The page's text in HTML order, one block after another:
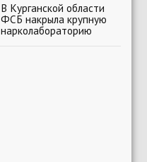
В Курганской области
ФСБ накрыла крупную
нарколабораторию